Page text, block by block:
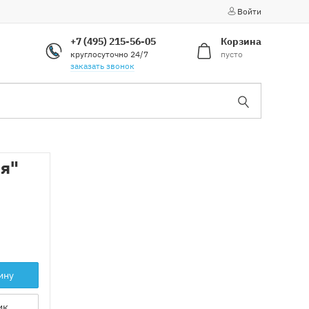
Войти
+7 (495) 215-56-05
круглосуточно 24/7
заказать звонок
Корзина
пусто